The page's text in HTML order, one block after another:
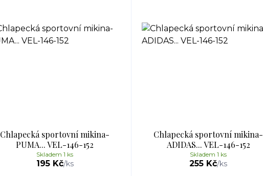
Chlapecká sportovní mikina-
PUMA... VEL-146-152
195 Kč/ks
Skladem 1 ks
Chlapecká sportovní mikina-
ADIDAS... VEL-146-152
255 Kč/ks
Skladem 1 ks